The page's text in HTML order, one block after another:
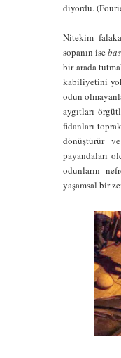
diyordu.
Nitekim
sopanın ise
bir arada
kabiliyetini
odun
aygıtları
fidanları
dönüştürür
payandaları
odunların
yaşamsal bir